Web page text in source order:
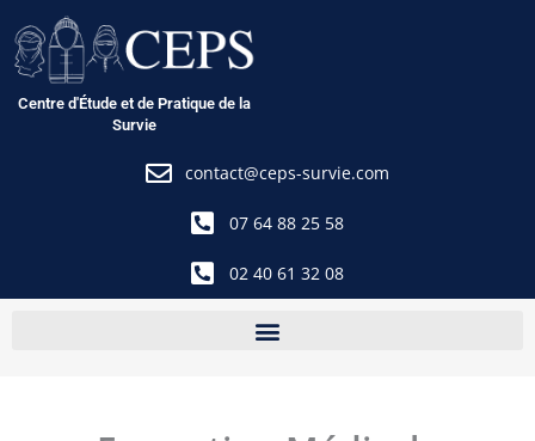
au
contenu
Centre d'Étude et de Pratique de la
Survie
contact@ceps-survie.com
07 64 88 25 58
02 40 61 32 08